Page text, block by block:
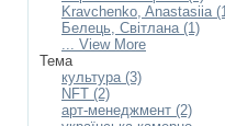
Kravchenko, Anastasiia
Белець, Світлана (1)
... View More
Тема
культура (3)
NFT (2)
арт-менеджмент (2)